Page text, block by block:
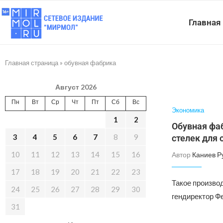
Главная
Главная страница » обувная фабрика
Экономика
Обувная
стелек для
Автор Каниев
Такое
гендиректор
Август 2026
Пн Вт Ср Чт Пт Сб Вс
1
2
3
4 5 6 7 8
9
10
11 12 13 14 15
16
17
18 19 20 21 22
23
24
25 26 27 28 29
30
31